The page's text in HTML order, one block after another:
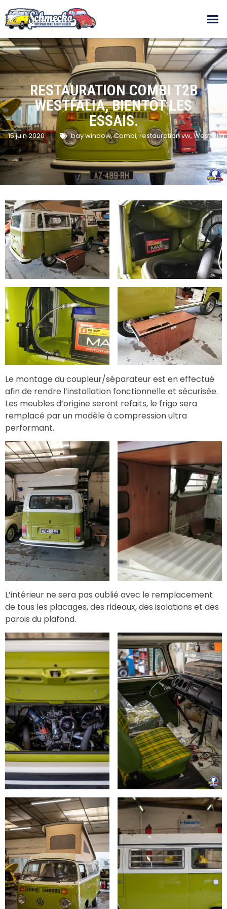
RESTAURATION COMBI T2B
WESTFALIA, BIENTÔT LES
ESSAIS.
15 juin 2020 bay window,Combi,restauration vw,Westfalia
Le montage du coupleur/séparateur est en effectué
afin de rendre l’installation fonctionnelle et sécurisée.
Les meubles d’origine seront refaits, le frigo sera
remplacé par un modèle à compression ultra
performant.
L’intérieur ne sera pas oublié avec le remplacement
de tous les placages, des rideaux, des isolations et des
parois du plafond.